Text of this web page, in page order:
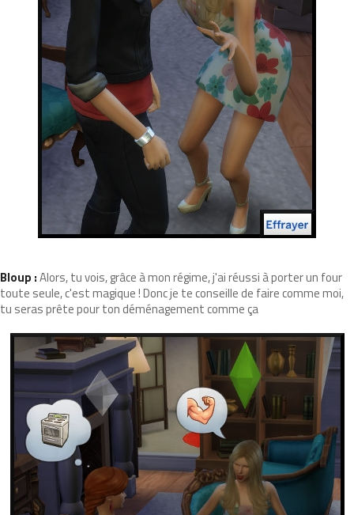
Bloup :Alors, tu vois, grâce à mon régime, j'ai réussi à porter un four
toute seule, c'est magique ! Donc je te conseille de faire comme moi,
tu seras prête pour ton déménagement comme ça